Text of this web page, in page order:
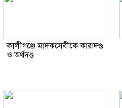
কালীগঞ্জে মাদকসেবীকে কারাদণ্ড
ও অর্থদণ্ড